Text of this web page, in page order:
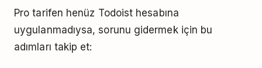
Pro tarifen henüz Todoist hesabına
uygulanmadıysa, sorunu gidermek için bu
adımları takip et: